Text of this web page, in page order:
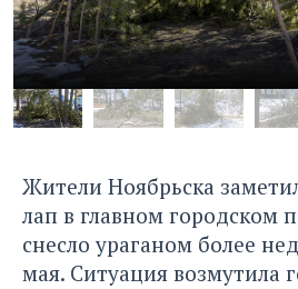
Жители Ноябрьска
лап в главном городском
снесло ураганом более
мая. Ситуация возмутила